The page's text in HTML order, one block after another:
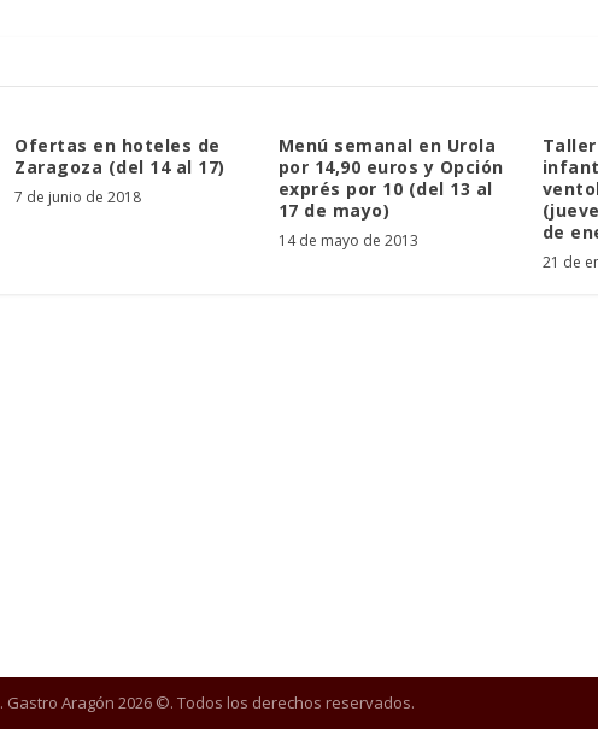
Ofertas en hoteles de
Zaragoza (del 14 al 17)
7 de junio de 2018
Menú semanal en Urola
por 14,90 euros y Opción
exprés por 10 (del 13 al
17 de mayo)
14 de mayo de 2013
de
21 de
. Gastro Aragón 2026 ©. Todos los derechos reservados.